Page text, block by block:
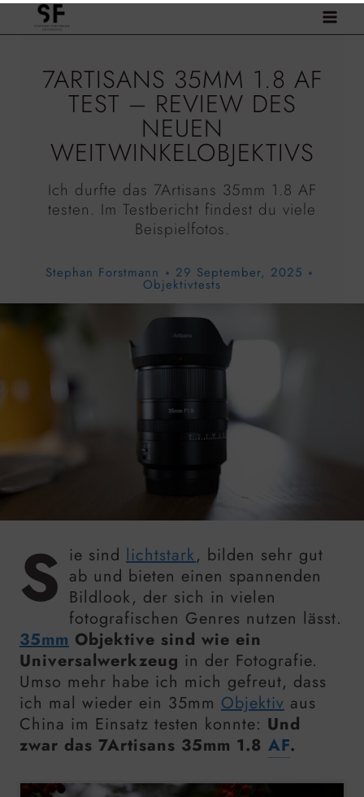
Zum
Inhalt
7ARTISANS 35MM 1.8 AF
TEST – REVIEW DES
NEUEN
WEITWINKELOBJEKTIVS
Ich durfte das 7Artisans 35mm 1.8 AF
testen. Im Testbericht findest du viele
Beispielfotos.
Stephan Forstmann 29 September, 2025
Objektivtests
S ie sind lichtstark, bilden sehr gut
ab und bieten einen spannenden
Bildlook, der sich in vielen
fotografischen Genres nutzen lässt.
35mm Objektive sind wie ein
Universalwerkzeug in der Fotografie.
Umso mehr habe ich mich gefreut, dass
ich mal wieder ein 35mm Objektiv aus
China im Einsatz testen konnte: Und
zwar das 7Artisans 35mm 1.8 AF.